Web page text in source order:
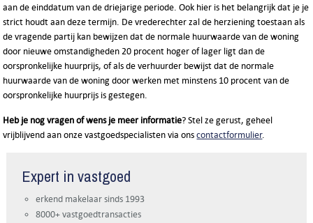
aan de einddatum van de driejarige periode. Ook hier is het belangrijk dat je je
strict houdt aan deze termijn. De vrederechter zal de herziening toestaan als
de vragende partij kan bewijzen dat de normale huurwaarde van de woning
door nieuwe omstandigheden 20 procent hoger of lager ligt dan de
oorspronkelijke huurprijs, of als de verhuurder bewijst dat de normale
huurwaarde van de woning door werken met minstens 10 procent van de
oorspronkelijke huurprijs is gestegen.
Heb je nog vragen of wens je meer informatie? Stel ze gerust, geheel
vrijblijvend aan onze vastgoedspecialisten via onscontactformulier.
Expert in vastgoed
erkend makelaar sinds 1993
8000+ vastgoedtransacties